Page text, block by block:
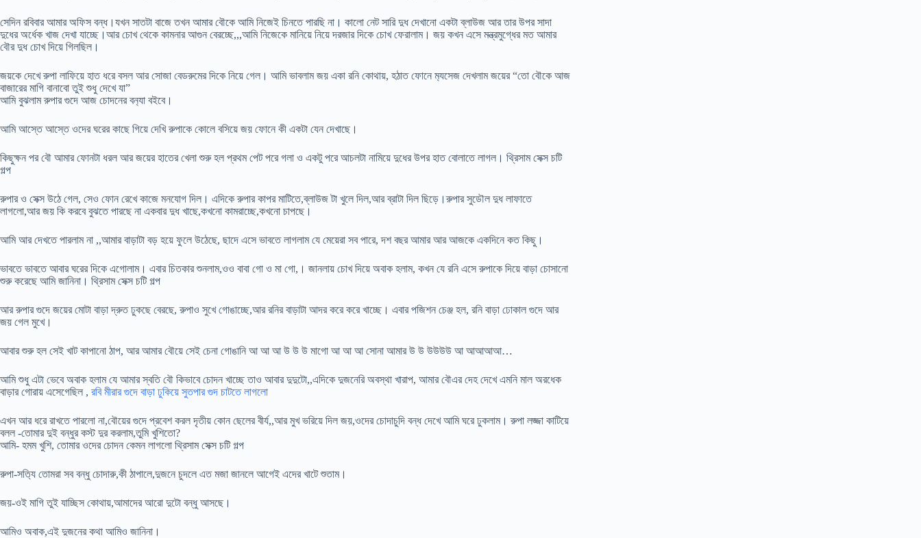
সেদিন রবিবার আমার অফিস বন্ধ।যখন সাতটা বাজে তখন আমার বৌকে আমি নিজেই চিনতে পারছি না। কালো নেট সারি দুধ দেখানো একটা ব্লাউজ আর তার উপর সাদা
দুধের অর্ধেক খাজ দেখা যাচ্ছে।আর চোখ থেকে কামনার আগুন বেরচ্ছে,,,আমি নিজেকে মানিয়ে নিয়ে দরজার দিকে চোখ ফেরালাম। জয় কখন এসে মন্ত্রমুগ্ধের মত আমার
বৌর দুধ চোখ দিয়ে গিলছিল।
জয়কে দেখে রুপা লাফিয়ে হাত ধরে বসল আর সোজা বেডরুমের দিকে নিয়ে গেল। আমি ভাবলাম জয় একা রনি কোথায়, হঠাত ফোনে ম‍্যসেজ দেখলাম জয়ের “তো বৌকে আজ
বাজারের মাগি বানাবো তুই শুধু দেখে যা”
আমি বুঝলাম রুপার গুদে আজ চোদনের বন‍্যা বইবে।
আমি আস্তে আস্তে ওদের ঘরের কাছে গিয়ে দেখি রুপাকে কোলে বসিয়ে জয় ফোনে কী একটা যেন দেখাছে।
কিছুক্ষন পর বৌ আমার ফোনটা ধরল আর জয়ের হাতের খেলা শুরু হল প্রথম পেট পরে গলা ও একটু পরে আচলটা নামিয়ে দুধের উপর হাত বোলাতে লাগল। থ্রিসাম সেক্স চটি
গল্প
রুপার ও সেক্স উঠে গেল, সেও ফোন রেখে কাজে মনযোগ দিল। এদিকে রুপার কাপর মাটিতে,ব্লাউজ টা খুলে দিল,আর ব্রাটা দিল ছিড়ে।রুপার সুডৌল দুধ লাফাতে
লাগলো,আর জয় কি করবে বুঝতে পারছে না একবার দুধ খাছে,কখনো কামরাচ্ছে,কখনো চাপছে।
আমি আর দেখতে পারলাম না ,,আমার বাড়াটা বড় হয়ে ফুলে উঠেছে, ছাদে এসে ভাবতে লাগলাম যে মেয়েরা সব পারে, দশ বছর আমার আর আজকে একদিনে কত কিছু।
ভাবতে ভাবতে আবার ঘরের দিকে এগোলাম। এবার চি‌‌তকার শুনলাম,ওও বাবা গো ও মা গো,। জানলায় চোখ দিয়ে অবাক হলাম, কখন যে রনি এসে রুপাকে দিয়ে বাড়া চোসানো
শুরু করেছে আমি জানিনা। থ্রিসাম সেক্স চটি গল্প
আর রুপার গুদে জয়ের মোটা বাড়া দ্রুত ঢুকছে বেরছে, রুপাও সুখে গোঙাচ্ছে,আর রনির বাড়াটা আদর করে করে খাচ্ছে। এবার পজিশন চেঞ্জ হল, রনি বাড়া ঢোকাল গুদে আর
জয় গেল মুখে।
আবার শুরু হল সেই খাট কাপানো ঠাপ, আর আমার বৌয়ে সেই চেনা গোঙানি আ আ আ উ উ উ মাগো আ আ আ সোনা আমার উ উ উউউউ আ আআআআ…
আমি শুধু এটা ভেবে অবাক হলাম যে আমার স্বতি বৌ কিভাবে চোদন খাচ্ছে তাও আবার দুদুটো,,এদিকে দুজনেরি অবস্থা খারাপ, আমার বৌএর দেহ দেখে এমনি মাল অরধেক
বাড়ার গোরায় এসেগেছিল , রবি মীরার গুদে বাড়া ঢুকিয়ে সুতপার গুদ চাটতে লাগলো
এখন আর ধরে রাখতে পারলো না,বৌয়ের গুদে প্রবেশ করল দৃতীয় কোন ছেলের বীর্য,,আর মুখ ভরিয়ে দিল জয়,ওদের চোদাচুদি বন্ধ দেখে আমি ঘরে ঢুকলাম। রুপা লজ্জা কাটিয়ে
বলল -তোমার দুই বন্ধুর কস্ট দুর করলাম,তুমি খুশিতো?
আমি- হমম খুশি, তোমার ওদের চোদন কেমন লাগলো থ্রিসাম সেক্স চটি গল্প
রুপা-সত‍্যি তোমরা সব বন্ধু চোদারু,কী ঠাপালে,দুজনে চুদলে এত মজা জানলে আগেই এদের খাটে শুতাম।
জয়-ওই মাগি তুই যাচ্ছিস কোথায়,আমাদের আরো দুটো বন্ধু আসছে।
আমিও অবাক,এই দুজনের কথা আমিও জানিনা।